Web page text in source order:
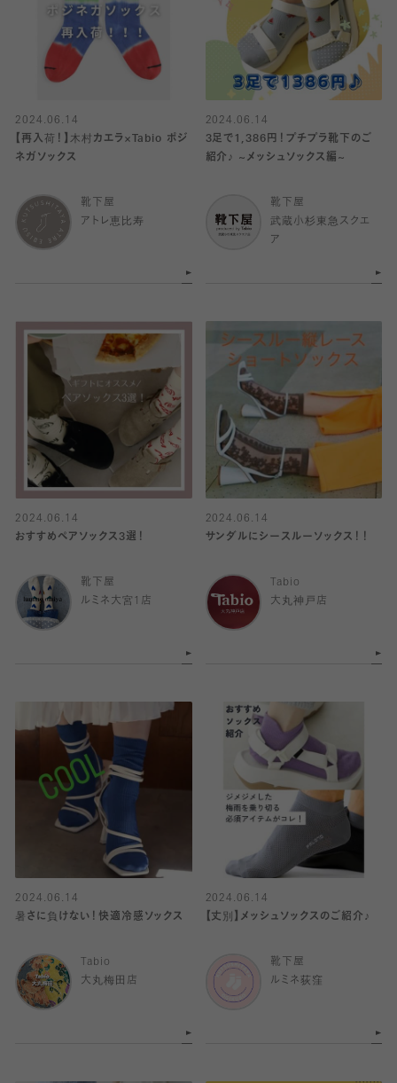
2024.06.14
【再入荷！】木村カエラ×Tabio ポジ
ネガソックス
靴下屋
アトレ恵比寿
2024.06.14
3足で1,386円！プチプラ靴下のご
紹介♪ ~メッシュソックス編~
靴下屋
武蔵小杉東急スクエ
ア
2024.06.14
おすすめペアソックス3選！
靴下屋
ルミネ大宮1店
2024.06.14
サンダルにシースルーソックス！！
Tabio
大丸神戸店
2024.06.14
暑さに負けない！快適冷感ソックス
Tabio
大丸梅田店
2024.06.14
【丈別】メッシュソックスのご紹介♪
靴下屋
ルミネ荻窪